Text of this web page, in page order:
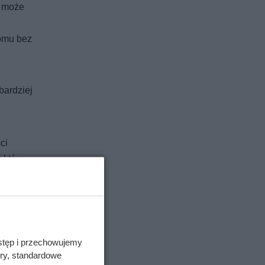
bez
i
i przechowujemy
standardowe